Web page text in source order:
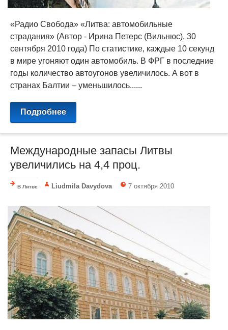
«Радио Свобода» «Литва: автомобильные
страдания» (Автор - Ирина Петерс (Вильнюс), 30
сентября 2010 года) По статистике, каждые 10 секунд
в мире угоняют один автомобиль. В ФРГ в последние
годы количество автоугонов увеличилось. А вот в
странах Балтии – уменьшилось......
Подробнее
Международные запасы Литвы
увеличились на 4,4 проц.
В Литве Liudmila Davydova 7 октября 2010